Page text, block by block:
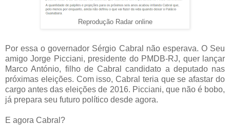
Reprodução Radar online
Por essa o governador Sérgio Cabral não esperava. O Seu
amigo Jorge Picciani, presidente do PMDB-RJ, quer lançar
Marco António, filho de Cabral candidato a deputado nas
próximas eleições. Com isso, Cabral teria que se afastar do
cargo antes das eleições de 2016. Picciani, que não é bobo,
já prepara seu futuro político desde agora.
E agora Cabral?